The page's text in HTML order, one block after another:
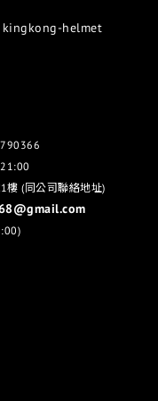
helmet
樓 (同公司聯絡地址)